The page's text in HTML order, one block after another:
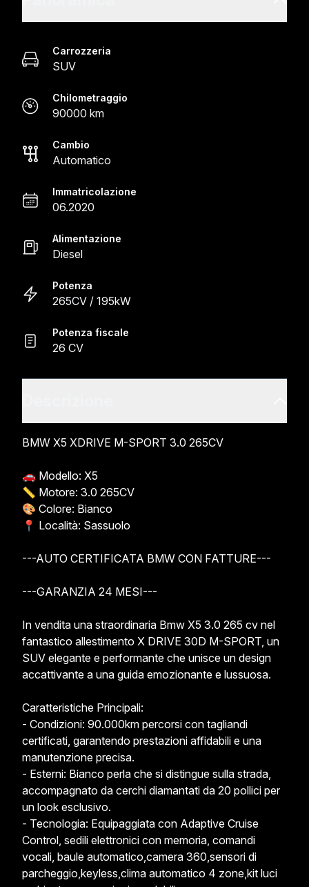
Carrozzeria
SUV
Chilometraggio
90000 km
Cambio
Automatico
Immatricolazione
06.2020
Alimentazione
Diesel
Potenza
265CV / 195kW
Potenza fiscale
26 CV
BMW X5 XDRIVE M-SPORT 3.0 265CV
🚗 Modello: X5
📏 Motore: 3.0 265CV
🎨 Colore: Bianco
📍 Località: Sassuolo
---AUTO CERTIFICATA BMW CON FATTURE---
---GARANZIA 24 MESI---
In vendita una straordinaria Bmw X5 3.0 265 cv nel
fantastico allestimento X DRIVE 30D M-SPORT, un
SUV elegante e performante che unisce un design
accattivante a una guida emozionante e lussuosa.
Caratteristiche Principali:
- Condizioni: 90.000km percorsi con tagliandi
certificati, garantendo prestazioni affidabili e una
manutenzione precisa.
- Esterni: Bianco perla che si distingue sulla strada,
accompagnato da cerchi diamantati da 20 pollici per
un look esclusivo.
- Tecnologia: Equipaggiata con Adaptive Cruise
Control, sedili elettronici con memoria, comandi
vocali, baule automatico,camera 360,sensori di
parcheggio,keyless,clima automatico 4 zone,kit luci